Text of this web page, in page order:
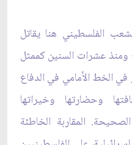
الفلسطيني هنا يقاتل
ومنذ عشرات السنين كممثل
الخط الأمامي في الدفاع
وحضارتها وخيراتها
المقاربة الخاطئة